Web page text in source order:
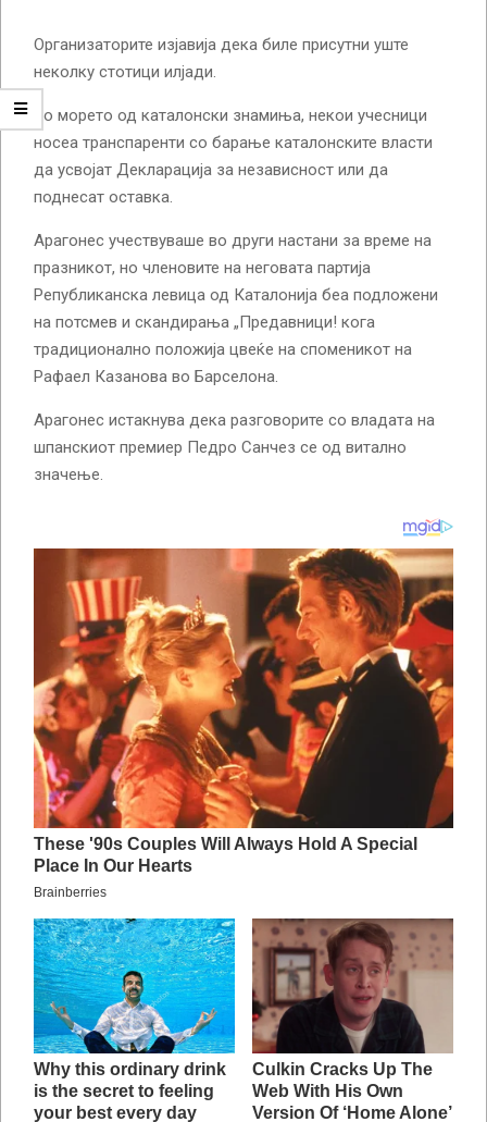
Организаторите изјавија дека биле присутни уште
неколку стотици илјади.
Во морето од каталонски знамиња, некои учесници
носеа транспаренти со барање каталонските власти
да усвојат Декларација за независност или да
поднесат оставка.
Арагонес учествуваше во други настани за време на
празникот, но членовите на неговата партија
Републиканска левица од Каталонија беа подложени
на потсмев и скандирања „Предавници! кога
традиционално положија цвеќе на споменикот на
Рафаел Казанова во Барселона.
Арагонес истакнува дека разговорите со владата на
шпанскиот премиер Педро Санчез се од витално
значење.